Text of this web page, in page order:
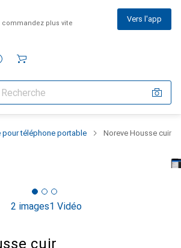
commandez plus vite Vers l'app
pour téléphone portable Noreve Housse cuir
2 images1 Vidéo
cuir